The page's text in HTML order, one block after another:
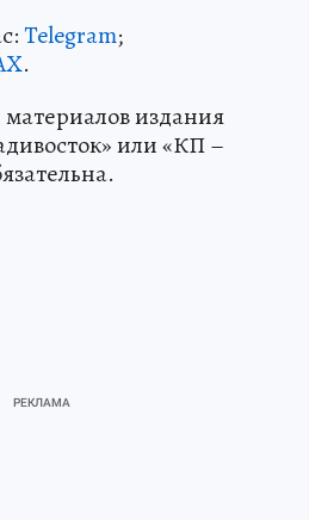
Telegram;
.
издания
или «КП –